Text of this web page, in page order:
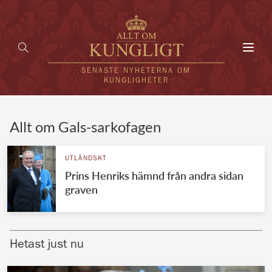
SENASTE NYHETERNA OM
KUNGLIGHETER
UTLÄNDSKT
VÄRLDENS KUNGAHUS
Brittiska kungahuset
Allt om Gals-sarkofagen
UTLÄNDSKT
Prins Henriks hämnd från andra sidan
graven
Hetast just nu